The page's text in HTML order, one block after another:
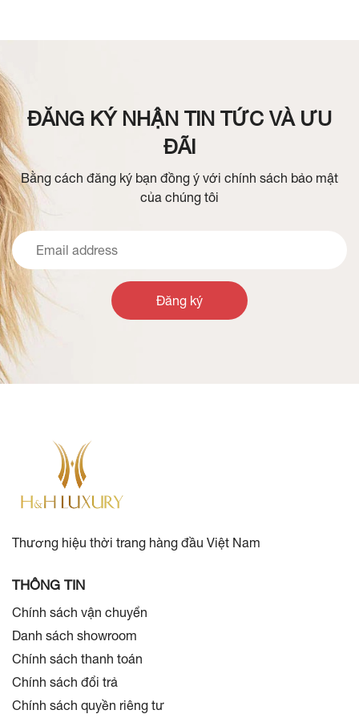
ĐĂNG KÝ NHẬN TIN TỨC VÀ ƯU
ĐÃI
Bằng cách đăng ký bạn đồng ý với chính sách bảo mật
của chúng tôi
Đăng ký
Thương hiệu thời trang hàng đầu Việt Nam
THÔNG TIN
Chính sách vận chuyển
Danh sách showroom
Chính sách thanh toán
Chính sách đổi trả
Chính sách quyền riêng tư